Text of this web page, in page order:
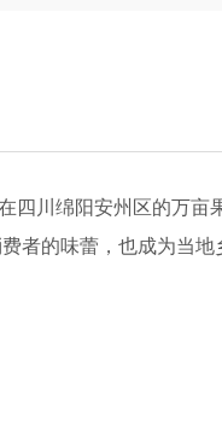
四川绵阳安州区的万亩
者的味蕾，也成为当地